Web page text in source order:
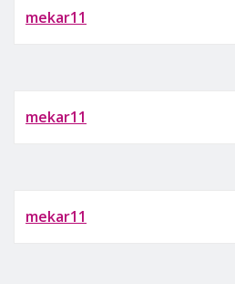
mekar11
mekar11
mekar11